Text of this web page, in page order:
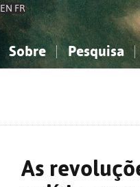
EN FR
Sobre Pesquisa
As